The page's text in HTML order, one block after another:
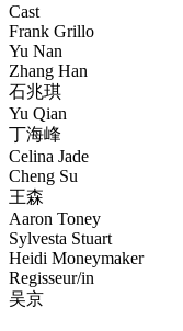
Cast
Frank Grillo
Yu Nan
Zhang Han
石兆琪
Yu Qian
丁海峰
Celina Jade
Cheng Su
王森
Aaron Toney
Sylvesta Stuart
Heidi Moneymaker
Regisseur/in
吴京